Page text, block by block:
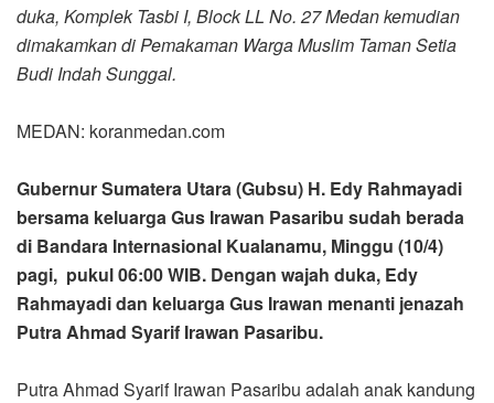
duka, Komplek Tasbi I, Block LL No. 27 Medan kemudian
dimakamkan di Pemakaman Warga Muslim Taman Setia
Budi Indah Sunggal.
MEDAN: koranmedan.com
Gubernur Sumatera Utara (Gubsu) H. Edy Rahmayadi
bersama keluarga Gus Irawan Pasaribu sudah berada
di Bandara Internasional Kualanamu, Minggu (10/4)
pagi, pukul 06:00 WIB. Dengan wajah duka, Edy
Rahmayadi dan keluarga Gus Irawan menanti jenazah
Putra Ahmad Syarif Irawan Pasaribu.
Putra Ahmad Syarif Irawan Pasaribu adalah anak kandung